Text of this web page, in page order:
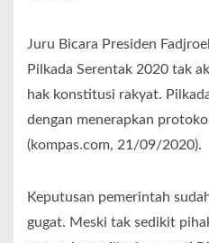
Juru Bicara Presiden
Pilkada Serentak 2020 tak
hak konstitusi rakyat.
dengan menerapkan
(kompas.com, 21/09/2020).
Keputusan pemerintah
gugat. Meski tak sedikit